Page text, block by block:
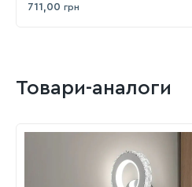
711,00 грн
Товари-аналоги